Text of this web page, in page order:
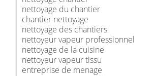
nettoyage du chantier
chantier nettoyage
nettoyage des chantiers
nettoyeur vapeur professionnel
nettoyage de la cuisine
nettoyeur vapeur tissu
entreprise de menage